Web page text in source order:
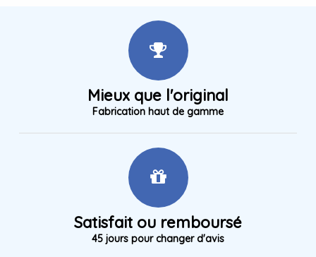
Mieux que l'original
Fabrication haut de gamme
Satisfait ou remboursé
45 jours pour changer d'avis